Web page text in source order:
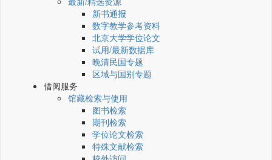
新书通报
数字教学参考资料
北京大学学位论文
试用/最新数据库
晚清民国专题
区域与国别专题
借阅服务
馆藏检索与使用
图书检索
期刊检索
学位论文检索
特殊文献检索